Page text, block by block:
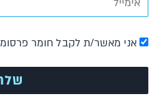
אני מאשר/ת לקבל חומר